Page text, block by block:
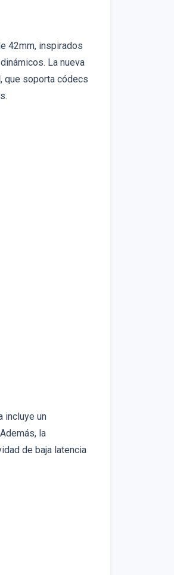
42mm, inspirados
La nueva
, que soporta códecs
incluye un
la
de baja latencia